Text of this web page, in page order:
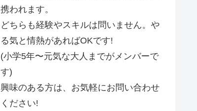
携われます。
どちらも経験やスキルは問いません。や
る気と情熱があればOKです!
(小学5年〜元気な大人までがメンバーで
す)
興味のある方は、お気軽にお問い合わせ
ください!